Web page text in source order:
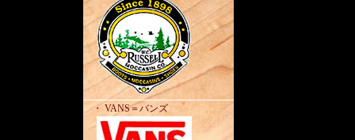
・ VANS＝バンズ